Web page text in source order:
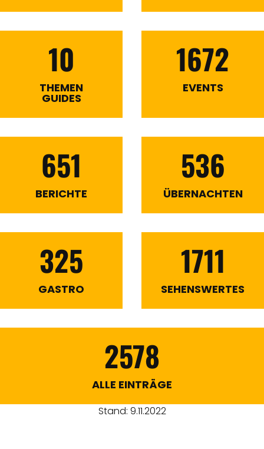
10
THEMEN
GUIDES
1672
EVENTS
651
BERICHTE
536
ÜBERNACHTEN
325
GASTRO
1711
SEHENSWERTES
2578
ALLE EINTRÄGE
Stand: 9.11.2022